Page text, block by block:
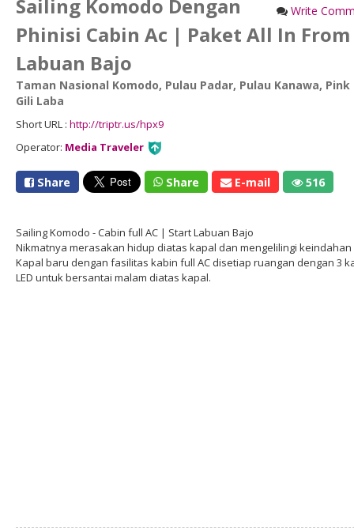
Write
Sailing Komodo Dengan
Phinisi Cabin Ac | Paket All In From
Labuan Bajo
Taman Nasional Komodo, Pulau Padar, Pulau Kanawa, Pink
Gili Laba
Short URL : http://triptr.us/hpx9
Operator: Media Traveler
Share Share E-mail 516
Sailing Komodo - Cabin full AC | Start Labuan Bajo
Nikmatnya merasakan hidup diatas kapal dan mengelilingi
Kapal baru dengan fasilitas kabin full AC disetiap ruangan dengan 3
LED untuk bersantai malam diatas kapal.